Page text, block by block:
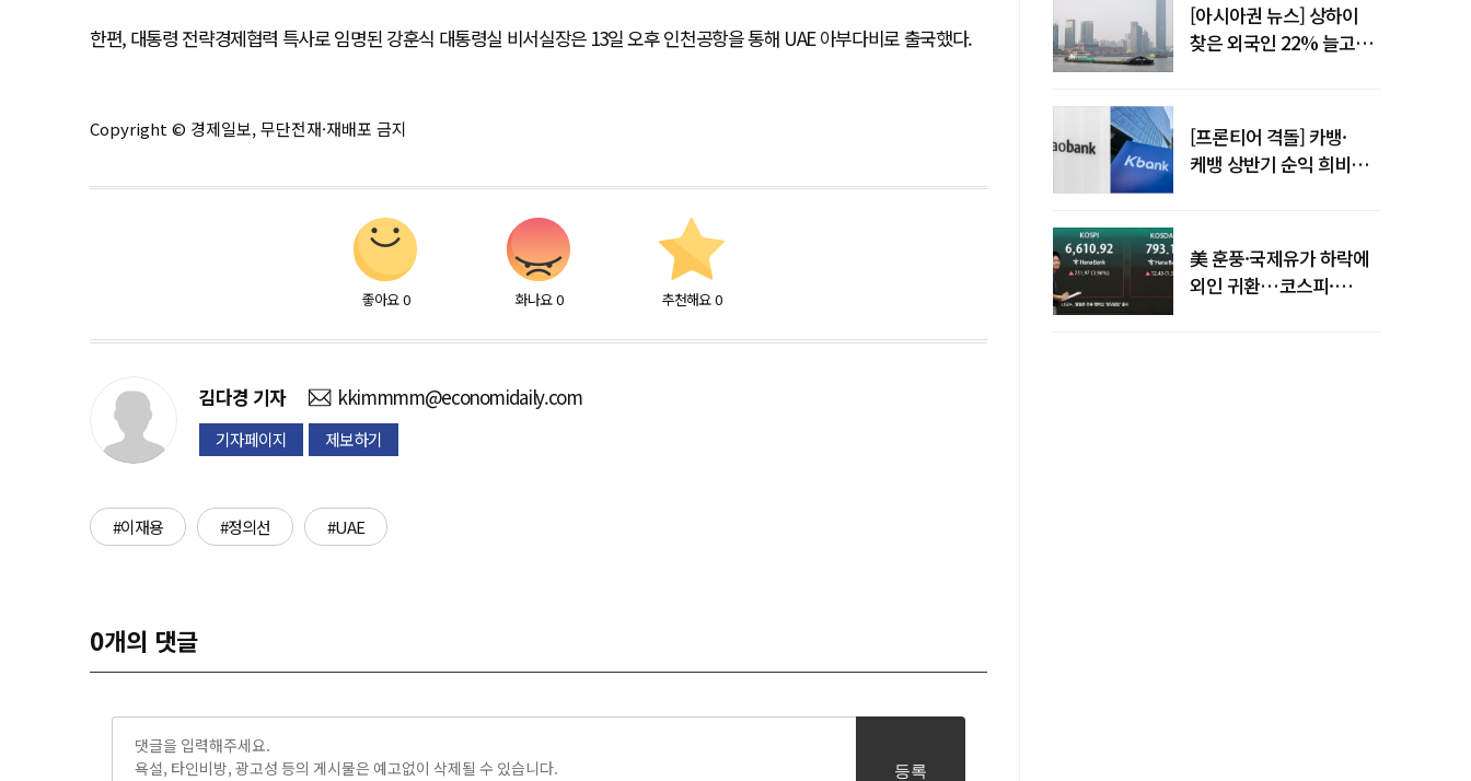
한편, 대통령 전략경제협력 특사로 임명된 강훈식 대통령실 비서실장은 13일 오후 인천공항을 통해 UAE 아부다비로 출국했다.
Copyright © 경제일보, 무단전재·재배포 금지
좋아요 0 화나요 0 추천해요 0
김다경 기자 kkimmmm@economidaily.com
기자페이지 제보하기
#이재용 #정의선 #UAE
0개의 댓글
등록
[아시아권 뉴스] 상하이
찾은 외국인 22% 늘고
[프론티어 격돌] 카뱅·
케뱅 상반기 순익 희비…
美 훈풍·국제유가 하락에
외인 귀환…코스피·